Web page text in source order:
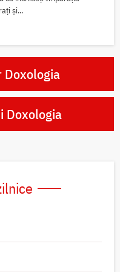
și...
Doxologia
Doxologia